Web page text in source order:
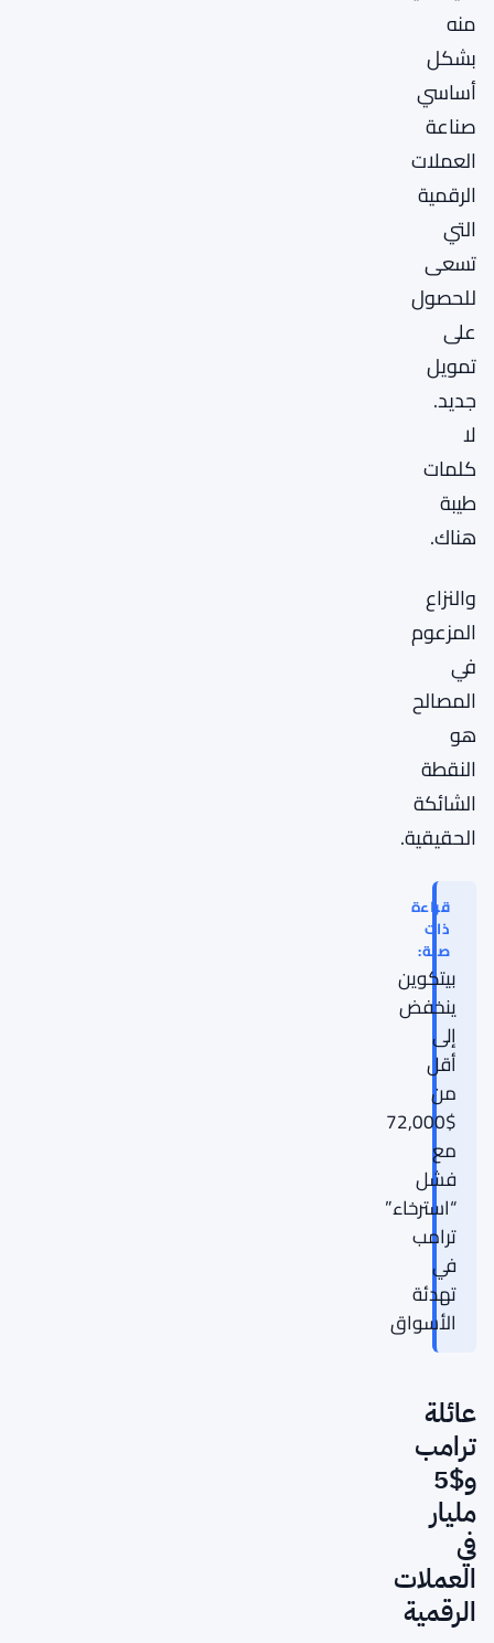
منه
بشكل
أساسي
صناعة
العملات
الرقمية
التي
تسعى
للحصول
على
تمويل
جديد.
لا
كلمات
طيبة
هناك.
والنزاع
المزعوم
في
المصالح
هو
النقطة
الشائكة
الحقيقية.
قراءة
ذات
صلة:
بيتكوين
ينخفض
إلى
أقل
من
$72,000
مع
فشل
“استرخاء”
ترامب
في
تهدئة
الأسواق
عائلة
ترامب
و$5
مليار
في
العملات
الرقمية